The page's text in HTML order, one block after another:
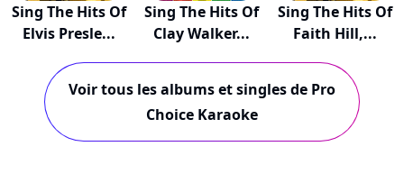
Sing The Hits Of
Elvis Presle...
Sing The Hits Of
Clay Walker...
Sing The Hits Of
Faith Hill,...
Voir tous les albums et singles de Pro
Choice Karaoke